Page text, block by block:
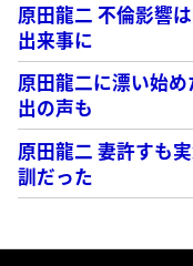
原田龍二 不倫影響
出来事に
原田龍二に漂い始
出の声も
原田龍二 妻許すも
訓だった